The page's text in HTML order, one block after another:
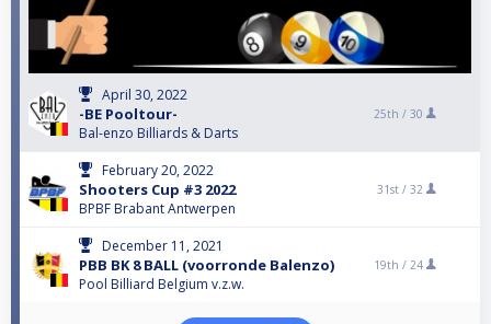
April 30, 2022
-BE Pooltour-
Bal-enzo Billiards & Darts
25th / 30
February 20, 2022
Shooters Cup #3 2022
BPBF Brabant Antwerpen
31st / 32
December 11, 2021
PBB BK 8 BALL (voorronde Balenzo)
Pool Billiard Belgium v.z.w.
19th / 24